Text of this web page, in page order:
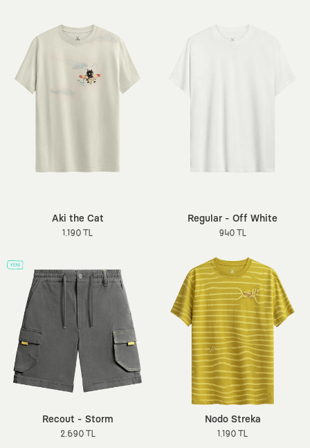
Aki the Cat
1.190 TL
Regular - Off White
940 TL
Recout - Storm
2.690 TL
Nodo Streka
1.190 TL